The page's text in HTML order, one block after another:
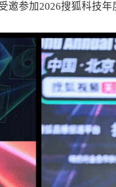
邀参加2026搜狐科技